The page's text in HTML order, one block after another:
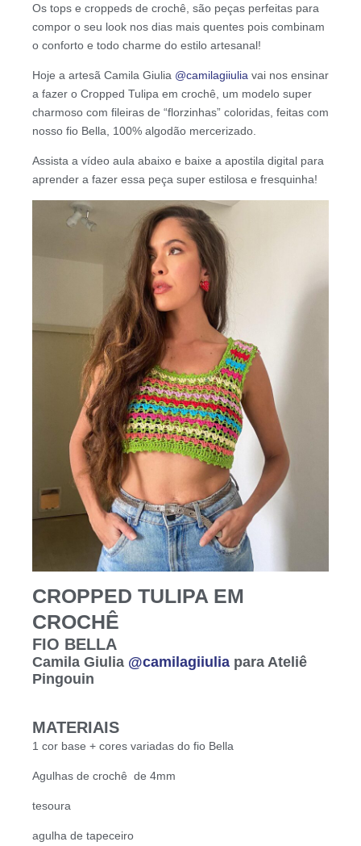
Os tops e croppeds de crochê, são peças perfeitas para
compor o seu look nos dias mais quentes pois combinam
o conforto e todo charme do estilo artesanal!
Hoje a artesã Camila Giulia @camilagiiulia vai nos ensinar
a fazer o Cropped Tulipa em crochê, um modelo super
charmoso com fileiras de “florzinhas” coloridas, feitas com
nosso fio Bella, 100% algodão mercerizado.
Assista a vídeo aula abaixo e baixe a apostila digital para
aprender a fazer essa peça super estilosa e fresquinha!
CROPPED TULIPA EM
CROCHÊ
FIO BELLA
Camila Giulia @camilagiiulia para Ateliê
Pingouin
MATERIAIS
1 cor base + cores variadas do fio Bella
Agulhas de crochê de 4mm
tesoura
agulha de tapeceiro